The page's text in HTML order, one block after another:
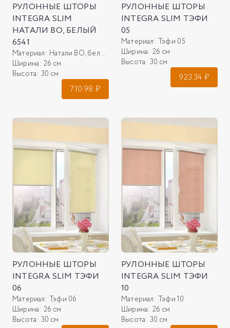
РУЛОННЫЕ ШТОРЫ
INTEGRA SLIM
НАТАЛИ ВО, БЕЛЫЙ
6541
Материал: Натали ВО, белый 6541
Ширина: 26 см
Высота: 30 см
710.98 ₽
РУЛОННЫЕ ШТОРЫ
INTEGRA SLIM ТЭФИ
05
Материал: Тэфи 05
Ширина: 26 см
Высота: 30 см
923.34 ₽
РУЛОННЫЕ ШТОРЫ
INTEGRA SLIM ТЭФИ
06
Материал: Тэфи 06
Ширина: 26 см
Высота: 30 см
РУЛОННЫЕ ШТОРЫ
INTEGRA SLIM ТЭФИ
10
Материал: Тэфи 10
Ширина: 26 см
Высота: 30 см